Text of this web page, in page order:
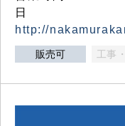
日
http://
販売可 工事